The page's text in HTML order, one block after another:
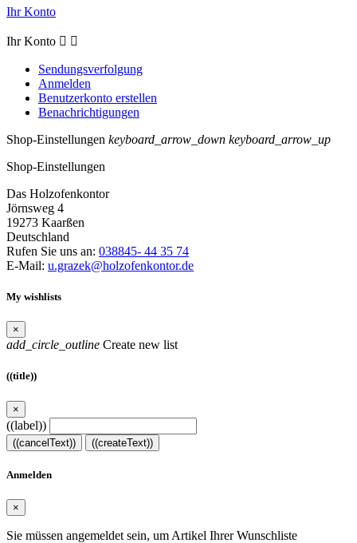
Ihr Konto
Ihr Konto  
Sendungsverfolgung
Anmelden
Benutzerkonto erstellen
Benachrichtigungen
Shop-Einstellungen keyboard_arrow_down keyboard_arrow_up
Shop-Einstellungen
Das Holzofenkontor
Jörnsweg 4
19273 Kaarßen
Deutschland
Rufen Sie uns an: 038845- 44 35 74
E-Mail: u.grazek@holzofenkontor.de
My wishlists
×
add_circle_outline Create new list
((title))
×
((label))
((cancelText)) ((createText))
Anmelden
×
Sie müssen angemeldet sein, um Artikel Ihrer Wunschliste